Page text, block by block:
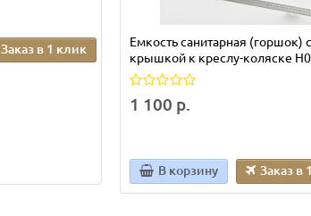
Заказ в 1 клик
Емкость санитарная (горшок) с
крышкой к креслу-коляске
1 100 р.
В корзину Заказ в